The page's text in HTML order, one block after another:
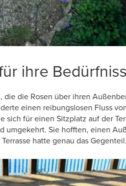
ihre
die Rosen über ihren
einen reibungslosen Fluss
sich für einen Sitzplatz auf der
Sie hofften, einen
hatte genau das Gegenteil.